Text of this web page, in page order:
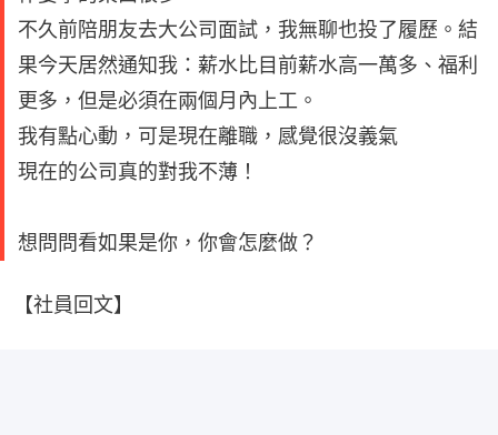
不久前陪朋友去大公司面試，我無聊也投了履歷。結
果今天居然通知我：薪水比目前薪水高一萬多、福利
更多，但是必須在兩個月內上工。
我有點心動，可是現在離職，感覺很沒義氣
現在的公司真的對我不薄！
想問問看如果是你，你會怎麼做？
【社員回文】